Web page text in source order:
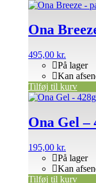
Ona
495,00 kr.
På lager
Kan
Tilføj til kurv
Ona Gel –
195,00 kr.
På lager
Kan
Tilføj til kurv